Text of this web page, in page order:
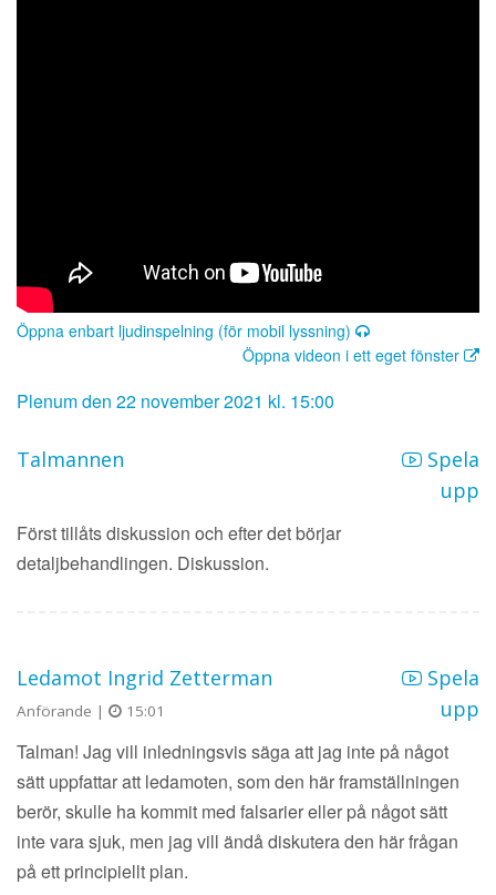
Öppna enbart ljudinspelning (för mobil lyssning)
Öppna videon i ett eget fönster
Plenum den 22 november 2021 kl. 15:00
Talmannen
Spela
upp
Först tillåts diskussion och efter det börjar
detaljbehandlingen. Diskussion.
Ledamot Ingrid Zetterman
Anförande | 15:01
Spela
upp
Talman! Jag vill inledningsvis säga att jag inte på något
sätt uppfattar att ledamoten, som den här framställningen
berör, skulle ha kommit med falsarier eller på något sätt
inte vara sjuk, men jag vill ändå diskutera den här frågan
på ett principiellt plan.